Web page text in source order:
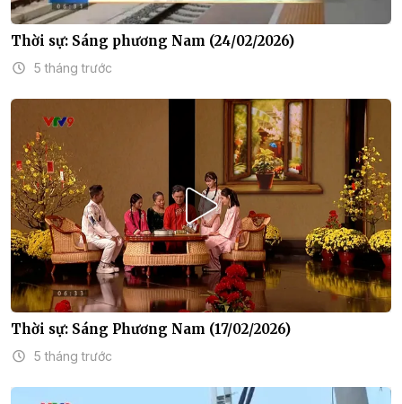
Thời sự: Sáng phương Nam (24/02/2026)
5 tháng trước
Thời sự: Sáng Phương Nam (17/02/2026)
5 tháng trước